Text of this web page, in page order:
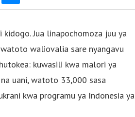
Jua linapochomoza juu ya
waliovalia sare nyangavu
kuwasili kwa malori ya
uani, watoto 33,000 sasa
kwa programu ya Indonesia ya